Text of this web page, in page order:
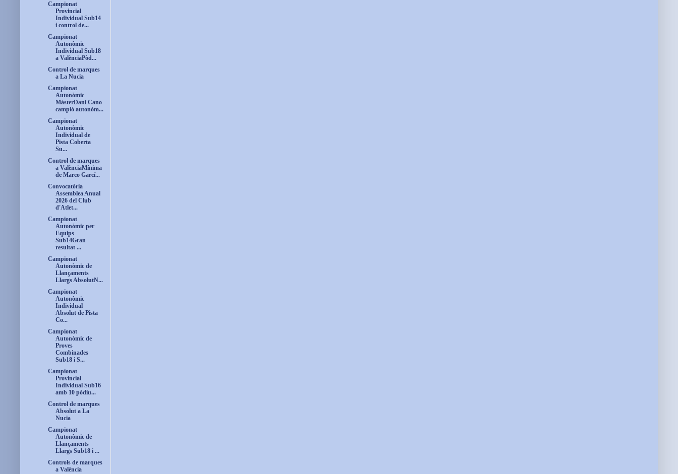
Campionat
Provincial
Individual Sub14
i control de...
Campionat
Autonòmic
Individual Sub18
a ValènciaPòd...
Control de marques
a La Nucia
Campionat
Autonòmic
MàsterDani Cano
campió autonòm...
Campionat
Autonòmic
Individual de
Pista Coberta
Su...
Control de marques
a ValènciaMínima
de Marco Garcí...
Convocatòria
Assemblea Anual
2026 del Club
d'Atlet...
Campionat
Autonòmic per
Equips
Sub14Gran
resultat ...
Campionat
Autonòmic de
Llançaments
Llargs AbsolutN...
Campionat
Autonòmic
Individual
Absolut de Pista
Co...
Campionat
Autonòmic de
Proves
Combinades
Sub18 i S...
Campionat
Provincial
Individual Sub16
amb 10 pòdiu...
Control de marques
Absolut a La
Nucia
Campionat
Autonòmic de
Llançaments
Llargs Sub18 i ...
Controls de marques
a València